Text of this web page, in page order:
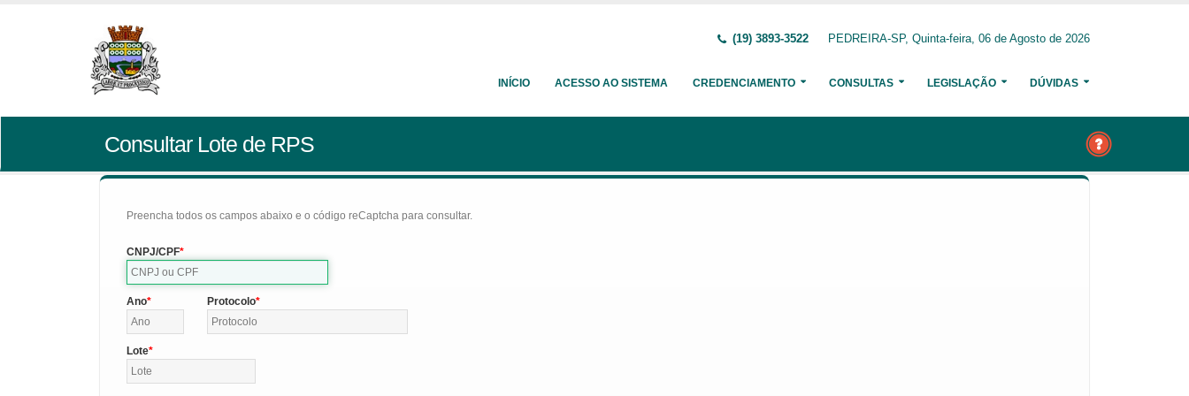
(19) 3893-3522 PEDREIRA-SP, Quinta-feira, 06 de Agosto de 2026
INÍCIO ACESSO AO SISTEMA CREDENCIAMENTO CONSULTAS LEGISLAÇÃO DÚVIDAS
Consultar Lote de RPS
Preencha todos os campos abaixo e o código reCaptcha para consultar.
CNPJ/CPF
Ano Protocolo
Lote